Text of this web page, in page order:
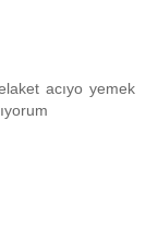
acıyo yemek